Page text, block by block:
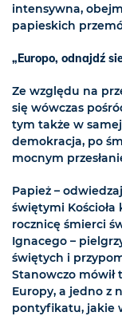
intensywna,
papieskich
„Europo, odnajdź
Ze względu na
się wówczas
tym także w
demokracja, po
mocnym
Papież –
świętymi
rocznicę śmierci
Ignacego –
świętych i
Stanowczo mówił
Europy, a jedno z
pontyfikatu, jakie